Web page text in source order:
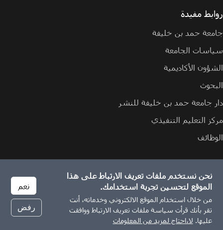
روابط مفيدة
جامعة حمد بن خليفة
سياسات الجامعة
الشؤون الأكاديمية
البحوث
دار جامعة حمد بن خليفة للنشر
مركز التعليم التنفيذي
الوظائف
الإبلاغ عن مشكلةسياسة ملفات تعريف الارتباطسياسة الخصوصيةنحن نستخدم ملفات تعريف الارتباط على هذا
الموقع لتحسين تجربة استخدامك.
من خلال استخدام الموقع الالكتروني وخدماته، أنت
تقر بأنك قرأت سياسة ملفات تعريف الارتباط ووافقت
عليها. لا،احتاج لمزيد من المعلومات
نعم
رفض